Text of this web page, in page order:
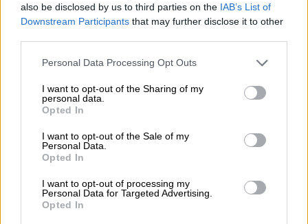
also be disclosed by us to third parties on the IAB’s List of
Downstream Participants that may further disclose it to other
Personal Data Processing Opt Outs
I want to opt-out of the Sharing of my
personal data.
Opted In
I want to opt-out of the Sale of my
Personal Data.
Opted In
I want to opt-out of processing my
Personal Data for Targeted Advertising.
Opted In
novedades en las medidas anticovid
Estudiantes de toda España, excepto los del País Vasco
que lo hicieron el pasado viernes, vuelven a clase tras
Sandra Muñiz
lunes, 10 de enero de 2022